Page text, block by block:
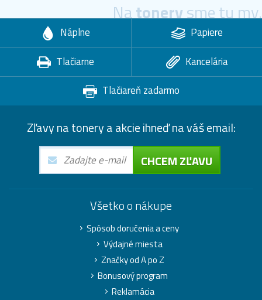
Natonerysme tu my.
Náplne
Papiere
Tlačiarne
Kancelária
Tlačiareň zadarmo
Zľavy na tonery a akcie ihneď na váš email:
CHCEM ZĽAVU
Všetko o nákupe
Spôsob doručenia a ceny
Výdajné miesta
Značky od A po Z
Bonusový program
Reklamácia